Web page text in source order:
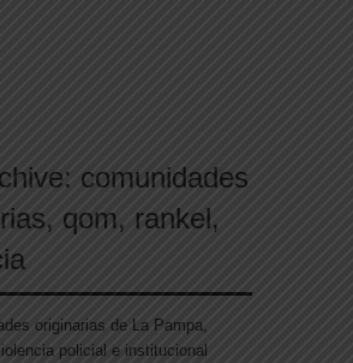
comunidades
, qom, rankel,